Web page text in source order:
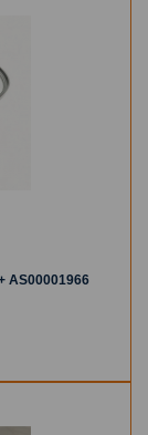
AS00001966